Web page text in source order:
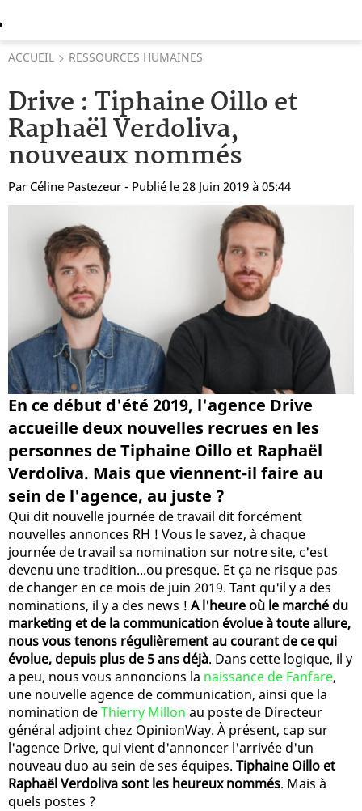
ACCUEIL RESSOURCES HUMAINES
Drive : Tiphaine Oillo et
Raphaël Verdoliva,
nouveaux nommés
Par Céline Pastezeur - Publié le 28 Juin 2019 à 05:44
En ce début d'été 2019, l'agence Drive
accueille deux nouvelles recrues en les
personnes de Tiphaine Oillo et Raphaël
Verdoliva. Mais que viennent-il faire au
sein de l'agence, au juste ?
Qui dit nouvelle journée de travail dit forcément
nouvelles annonces RH ! Vous le savez, à chaque
journée de travail sa nomination sur notre site, c'est
devenu une tradition...ou presque. Et ça ne risque pas
de changer en ce mois de juin 2019. Tant qu'il y a des
nominations, il y a des news ! A l'heure où le marché du
marketing et de la communication évolue à toute allure,
nous vous tenons régulièrement au courant de ce qui
évolue, depuis plus de 5 ans déjà. Dans cette logique, il y
a peu, nous vous annoncions la naissance de Fanfare,
une nouvelle agence de communication, ainsi que la
nomination deThierry Millon au poste de Directeur
général adjoint chez OpinionWay. À présent, cap sur
l'agence Drive, qui vient d'annoncer l'arrivée d'un
nouveau duo au sein de ses équipes. Tiphaine Oillo et
Raphaël Verdoliva sont les heureux nommés. Mais à
quels postes ?